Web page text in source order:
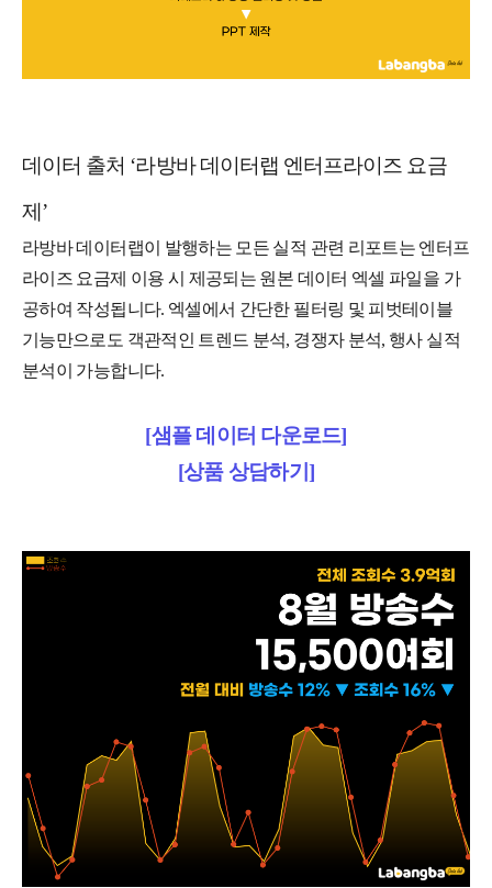
데이터 출처 ‘라방바 데이터랩 엔터프라이즈 요금
제’
라방바 데이터랩이 발행하는 모든 실적 관련 리포트는 엔터프
라이즈 요금제 이용 시 제공되는 원본 데이터 엑셀 파일을 가
공하여 작성됩니다. 엑셀에서 간단한 필터링 및 피벗테이블
기능만으로도 객관적인 트렌드 분석, 경쟁자 분석, 행사 실적
분석이 가능합니다.
[샘플 데이터 다운로드]
[상품 상담하기]